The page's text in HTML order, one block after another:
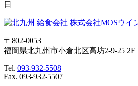
日
〒802-0053
福岡県北九州市小倉北区高坊2-9-25 2F
Tel. 093-932-5508
Fax. 093-932-5507